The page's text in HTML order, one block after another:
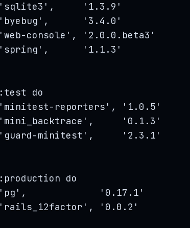
' sqlite3 ' , ' 1.3.9 '
' byebug ' , ' 3.4.0 '
'web-console ' , ' 2.0.0.beta3 '
' spring ' , ' 1.1.3 '
: test
do
' minitest-reporters ' , ' 1.0.5 '
' mini_backtrace ' , ' 0.1.3 '
' guard-minitest ' , ' 2.3.1 '
: production do
' pg ' , ' 0.17.1 '
' rails_12factor ' , ' 0.0.2 '